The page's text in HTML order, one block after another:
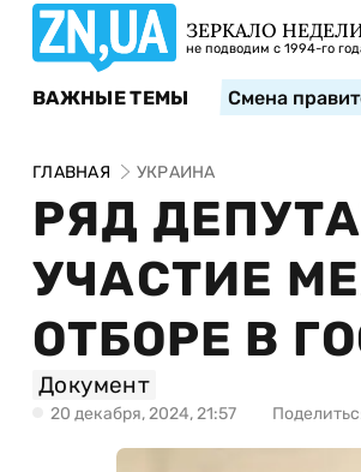
ЗЕРКАЛО
не подводим с 1994-го
ВАЖНЫЕ ТЕМЫ Смена
ГЛАВНАЯ УКРАИНА
РЯД
УЧАСТИЕ
ОТБОРЕ В
Документ
20 декабря, 2024, 21:57